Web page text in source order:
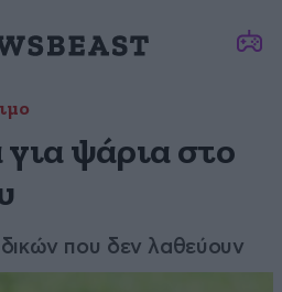
ψάρια στο
που δεν λαθεύουν